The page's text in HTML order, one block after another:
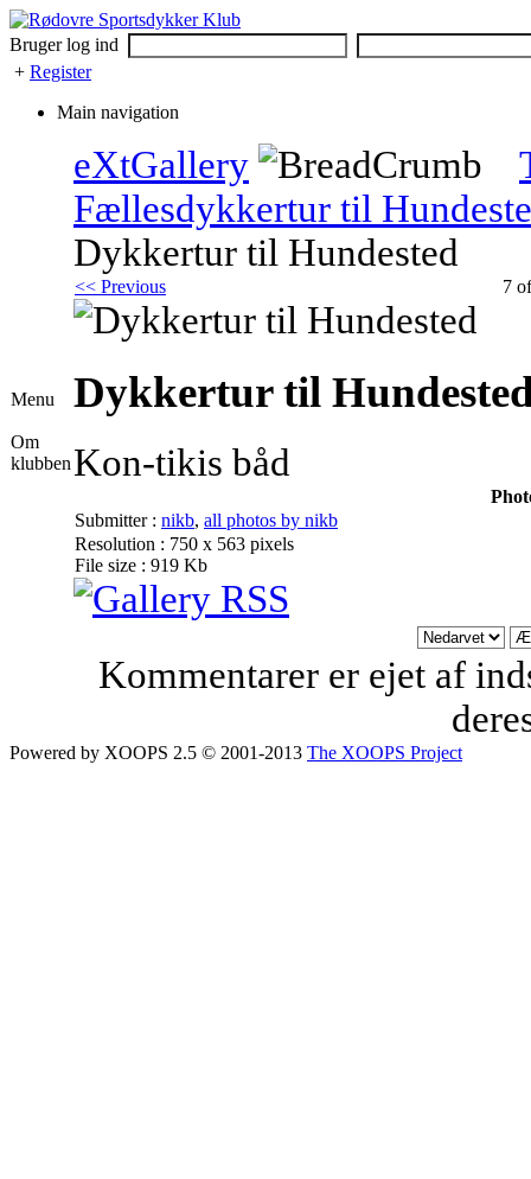
Bruger log ind
+ Register
Main navigation
Menu
Om
klubben
eXtGallery
Fællesdykkertur til
Dykkertur til Hundested
<< Previous 7
Dykkertur til
Kon-tikis båd
Submitter : nikb, all photos by nikb
Resolution : 750 x 563 pixels
File size : 919 Kb
Kommentarer er ejet af
Powered by XOOPS 2.5 © 2001-2013 The XOOPS Project